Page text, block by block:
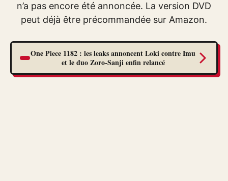
n’a pas encore été annoncée. La version DVD
peut déjà être précommandée sur Amazon.
One Piece 1182 : les leaks annoncent Loki contre Imu
et le duo Zoro-Sanji enfin relancé